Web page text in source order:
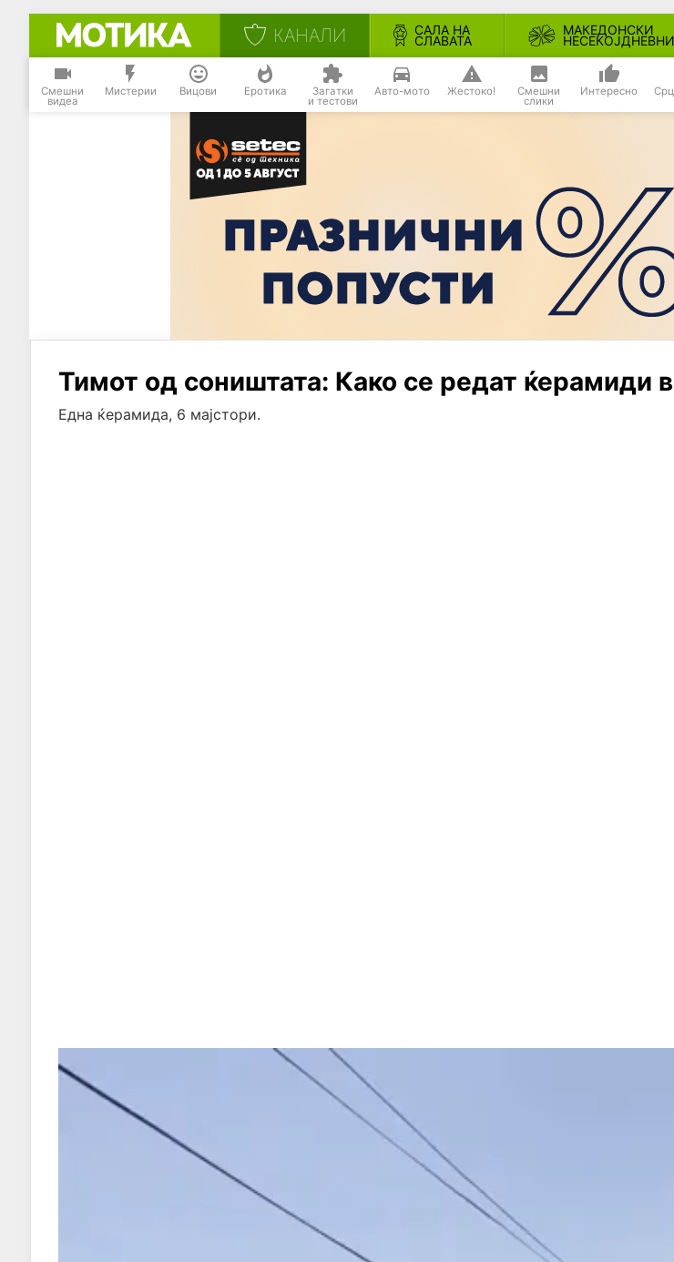
КАНАЛИ САЛА НА
СЛАВАТА
МАКЕДОНСКИ
НЕСЕКОЈДНЕВНИ
Смешни
видеа
Мистерии Вицови Еротика Загатки
и тестови
Авто-мото Жестоко! Смешни
слики
Интересно
Тимот од соништата: Како се редат ќерамиди
Една ќерамида, 6 мајстори.